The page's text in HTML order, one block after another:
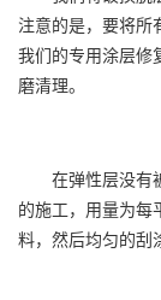
注意的是，要将所
我们的专用涂层修
磨清理。
在弹性层没有被
的施工，用量为每
料，然后均匀的刮